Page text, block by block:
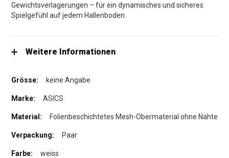
Gewichtsverlagerungen – für ein dynamisches und sicheres
Spielgefühl auf jedem Hallenboden.
Weitere Informationen
keine Angabe
ASICS
Folienbeschichtetes Mesh-Obermaterial ohne Nähte
Paar
weiss